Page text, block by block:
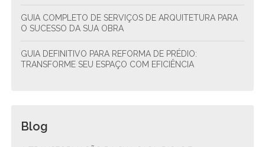
GUIA COMPLETO DE SERVIÇOS DE ARQUITETURA PARA
O SUCESSO DA SUA OBRA
GUIA DEFINITIVO PARA REFORMA DE PRÉDIO:
TRANSFORME SEU ESPAÇO COM EFICIÊNCIA
Blog